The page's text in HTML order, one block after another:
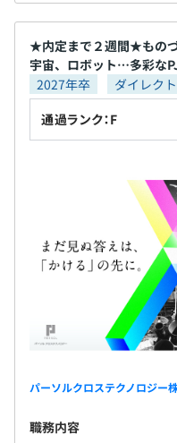
★内定まで２週間★もの
宇宙、ロボット…多彩な
2027年卒
ダイレク
通過ランク：F
パーソルクロステクノロジー
職務内容